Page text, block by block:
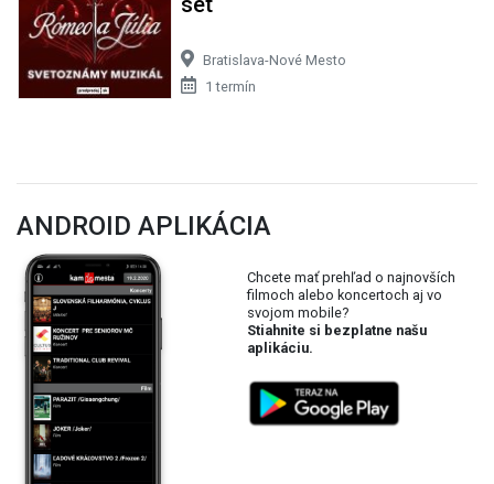
Bratislava-Nové Mesto
1 termín
ANDROID APLIKÁCIA
Chcete mať prehľad o najnovších
filmoch alebo koncertoch aj vo
svojom mobile?
Stiahnite si bezplatne našu
aplikáciu.